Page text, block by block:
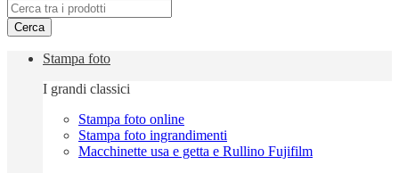
Cerca
Stampa foto
I grandi classici
Stampa foto online
Stampa foto ingrandimenti
Macchinette usa e getta e Rullino Fujifilm